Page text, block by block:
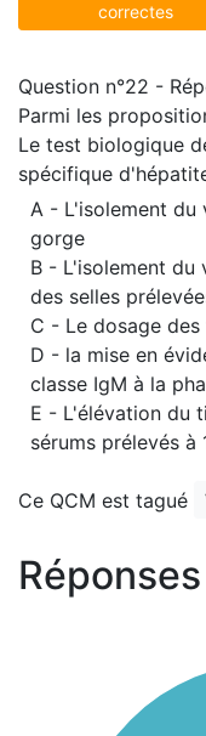
correctes
Question n°22 -
Parmi les
Le test biologique
spécifique
A - L'isolement du
gorge
B - L'isolement du
des selles
C - Le dosage des
D - la mise en
classe IgM à la
E - L'élévation du
sérums prélevés
Ce QCM est tagué